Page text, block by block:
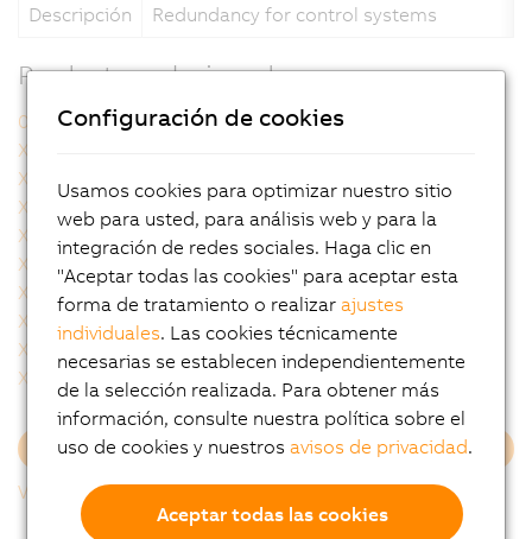
Descripción
Redundancy for control systems
Productos relacionados
0AC808.9-1
X20BC8083
X20BC8084
X20cBC8084
X20cCP1586
X20cCP3584
X20cCP3586
X20cCP3687X
X20cHB1881
X20cHB2880
X20cHB2881
X20cHB2885
X20cHB2886
X20cHB8880
X20cHB8884
X20cIF1082-2
X20cIF10X0
X20cIF2181-2
Cargar más
Volver al listado
Configuración de cookies
Usamos cookies para optimizar nuestro sitio
web para usted, para análisis web y para la
integración de redes sociales. Haga clic en
"Aceptar todas las cookies" para aceptar esta
forma de tratamiento o realizarajustes
individuales. Las cookies técnicamente
necesarias se establecen independientemente
de la selección realizada. Para obtener más
información, consulte nuestra política sobre el
uso de cookies y nuestrosavisos de privacidad.
Aceptar todas las cookies